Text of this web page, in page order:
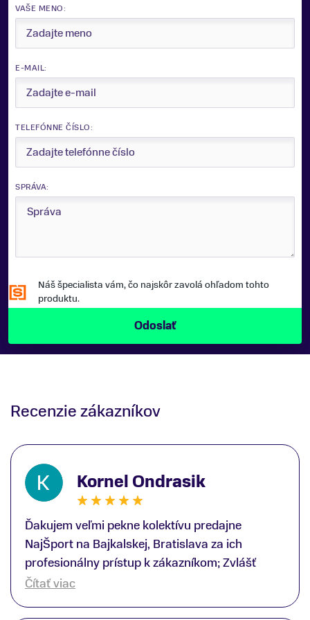
VAŠE MENO:
E-MAIL:
TELEFÓNNE ČÍSLO:
SPRÁVA:
Náš špecialista vám, čo najskôr zavolá ohľadom tohto
produktu.
Recenzie zákazníkov
Kornel Ondrasik
Ďakujem veľmi pekne kolektívu predajne
NajŠport na Bajkalskej, Bratislava za ich
profesionálny prístup k zákazníkom; Zvlášť
ďakujem špecialistovi Martinovi Gunišovi za
Čítať viac